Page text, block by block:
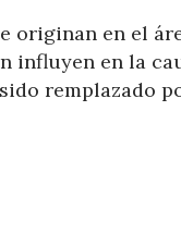
originan en el
influyen en la
remplazado